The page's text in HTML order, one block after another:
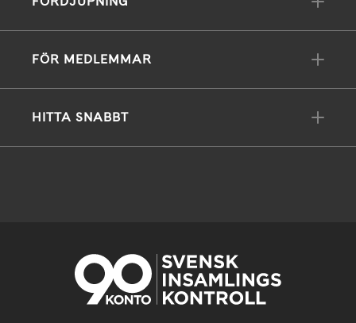
FÖR MEDLEMMAR
HITTA SNABBT